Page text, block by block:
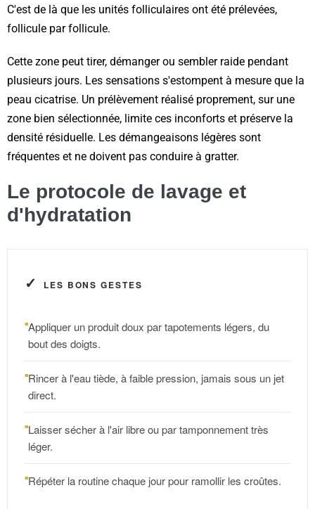
C'est de là que les unités folliculaires ont été prélevées,
follicule par follicule.
Cette zone peut tirer, démanger ou sembler raide pendant
plusieurs jours. Les sensations s'estompent à mesure que la
peau cicatrise. Un prélèvement réalisé proprement, sur une
zone bien sélectionnée, limite ces inconforts et préserve la
densité résiduelle. Les démangeaisons légères sont
fréquentes et ne doivent pas conduire à gratter.
Le protocole de lavage et
d'hydratation
✓ LES BONS GESTES
Appliquer un produit doux par tapotements légers, du
bout des doigts.
Rincer à l'eau tiède, à faible pression, jamais sous un jet
direct.
Laisser sécher à l'air libre ou par tamponnement très
léger.
Répéter la routine chaque jour pour ramollir les croûtes.